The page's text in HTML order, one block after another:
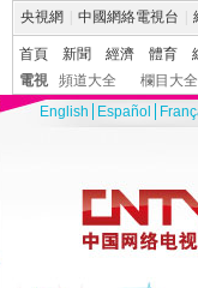
央視網 中國網絡電視台
首頁 新聞 經濟 體育
電視
頻道大全 欄目大全
English
Español